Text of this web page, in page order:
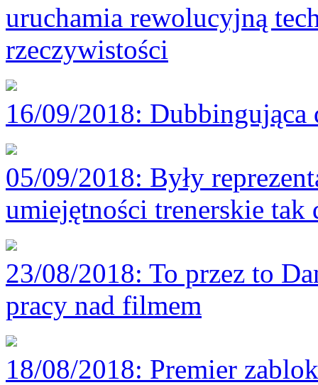
uruchamia rewolucyjną
rzeczywistości
16/09/2018: Dubbingująca
05/09/2018: Były
umiejętności trenerskie tak
23/08/2018: To przez to
pracy nad filmem
18/08/2018: Premier